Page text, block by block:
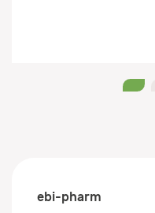
ebi-pharm